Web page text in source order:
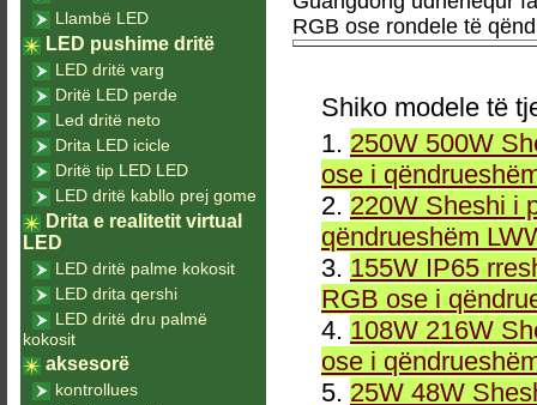
RGB ose rondele të
Shiko modele të
1. 250W 500W
ose i
2. 220W Sheshi i
qëndrueshëm
3. 155W IP65
RGB ose i
4. 108W 216W
ose i
5. 25W 48W
Llambë LED
LED pushime dritë
LED dritë varg
Dritë LED perde
Led dritë neto
Drita LED icicle
Dritë tip LED LED
LED dritë kabllo prej gome
Drita e realitetit virtual
LED
LED dritë palme kokosit
LED drita qershi
LED dritë dru palmë
kokosit
aksesorë
kontrollues